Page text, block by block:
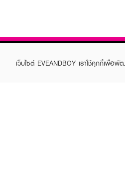
เว็บไซต์ EVEANDBOY เราใช้คุกกี้เพื่อ